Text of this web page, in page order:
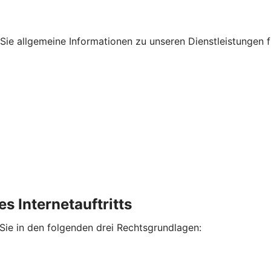
allgemeine Informationen zu unseren
Internetauftritts
in den folgenden drei Rechtsgrundlagen: